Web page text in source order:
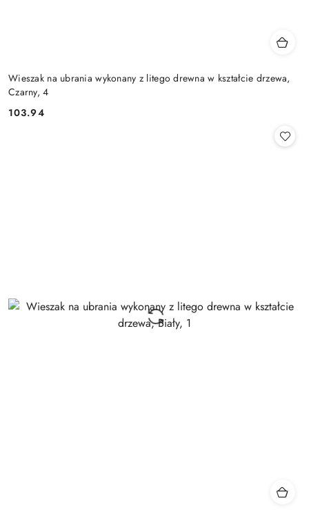
Wieszak na ubrania wykonany z litego drewna w kształcie drzewa,
Czarny, 4
Cena:
103.94